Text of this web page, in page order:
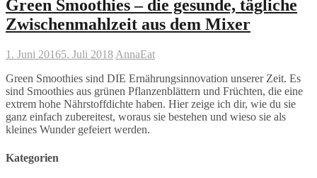
Green Smoothies – die gesunde, tägliche
Zwischenmahlzeit aus dem Mixer
1. Juni 20165. Juli 2018 AnnaEat
Green Smoothies sind DIE Ernährungsinnovation unserer Zeit. Es
sind Smoothies aus grünen Pflanzenblättern und Früchten, die eine
extrem hohe Nährstoffdichte haben. Hier zeige ich dir, wie du sie
ganz einfach zubereitest, woraus sie bestehen und wieso sie als
kleines Wunder gefeiert werden.
Kategorien